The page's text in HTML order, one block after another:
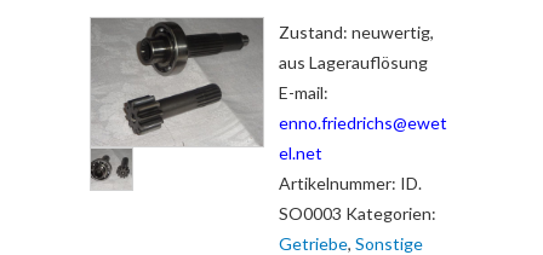
Zustand: neuwertig,
aus Lagerauflösung
E-mail:
enno.friedrichs@ewet
el.net
Artikelnummer: ID.
SO0003 Kategorien:
Getriebe, Sonstige